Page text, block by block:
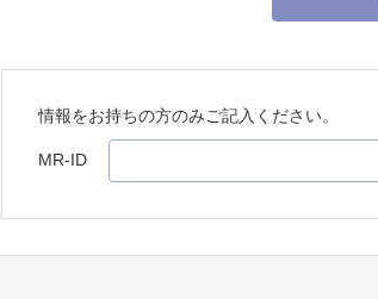
情報をお持ちの方のみご記入ください。
MR-ID